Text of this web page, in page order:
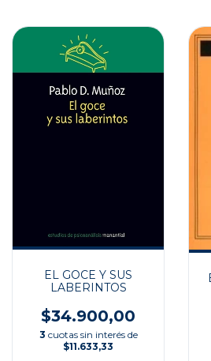
EL GOCE Y SUS
LABERINTOS
$34.900,00
3 cuotas sin interés de
$11.633,33